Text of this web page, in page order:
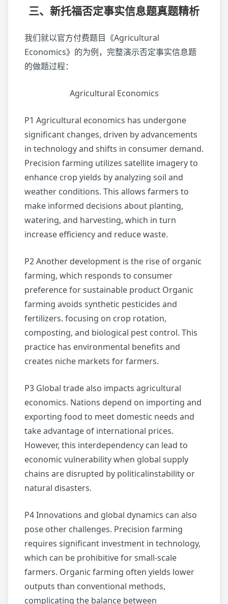
三、新托福否定事实信息题真题精析
我们就以官方付费题目《Agricultural
Economics》的为例，完整演示否定事实信息题
的做题过程：
Agricultural Economics
P1 Agricultural economics has undergone
significant changes, driven by advancements
in technology and shifts in consumer demand.
Precision farming utilizes satellite imagery to
enhance crop yields by analyzing soil and
weather conditions. This allows farmers to
make informed decisions about planting,
watering, and harvesting, which in turn
increase efficiency and reduce waste.
P2 Another development is the rise of organic
farming, which responds to consumer
preference for sustainable product Organic
farming avoids synthetic pesticides and
fertilizers. focusing on crop rotation,
composting, and biological pest control. This
practice has environmental benefits and
creates niche markets for farmers.
P3 Global trade also impacts agricultural
economics. Nations depend on importing and
exporting food to meet domestic needs and
take advantage of international prices.
However, this interdependency can lead to
economic vulnerability when global supply
chains are disrupted by politicalinstability or
natural disasters.
P4 Innovations and global dynamics can also
pose other challenges. Precision farming
requires significant investment in technology,
which can be prohibitive for small-scale
farmers. Organic farming often yields lower
outputs than conventional methods,
complicating the balance between